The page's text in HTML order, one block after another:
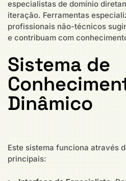
especialistas de domínio
iteração. Ferramentas
profissionais não-técnicos
e contribuam com
Sistema de
Dinâmico
Este sistema funciona através
principais: